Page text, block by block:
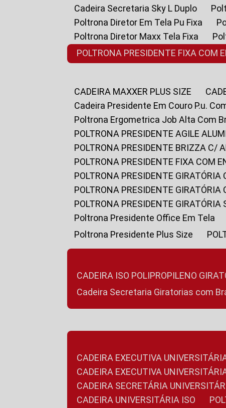
Cadeira Secretaria Sky L Duplo
Poltrona Diretor Em Tela Pu Fixa
Poltrona Diretor Maxx Tela Fixa
POLTRONA PRESIDENTE FIXA COM
CADEIRA MAXXER PLUS SIZE
Cadeira Presidente Em Couro P.u.
Poltrona Ergometrica Job Alta Com
POLTRONA PRESIDENTE AGILE
POLTRONA PRESIDENTE BRIZZA C/
POLTRONA PRESIDENTE FIXA COM
POLTRONA PRESIDENTE
POLTRONA PRESIDENTE
POLTRONA PRESIDENTE GIRATÓRIA
Poltrona Presidente Office Em Tela
Poltrona Presidente Plus Size
CADEIRA ISO POLIPROPILENO
Cadeira Secretaria Giratorias com
CADEIRA EXECUTIVA
CADEIRA EXECUTIVA
CADEIRA SECRETÁRIA
CADEIRA UNIVERSITÁRIA ISO